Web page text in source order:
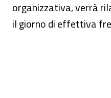
organizzativa, verrà
il giorno di effettiva